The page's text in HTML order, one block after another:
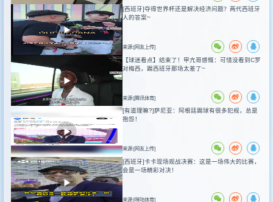
[西班牙]夺得世界杯还是解决经济问题？两代西班牙
人的答案~
来源:[网友上传]
【球迷看点】结束了！甲亢哥感慨：可惜没看到C罗
对梅西，踢西班牙那场太差了~
来源:[腾讯体育]
[有道理嘛?]萨尼亚：阿根廷踢球有很多犯规，总是
抱怨！
来源:[网友上传]
[西班牙]卡卡现场观战决赛：这是一场伟大的比赛，
会是一场精彩对决！
来源:[咪咕体育]